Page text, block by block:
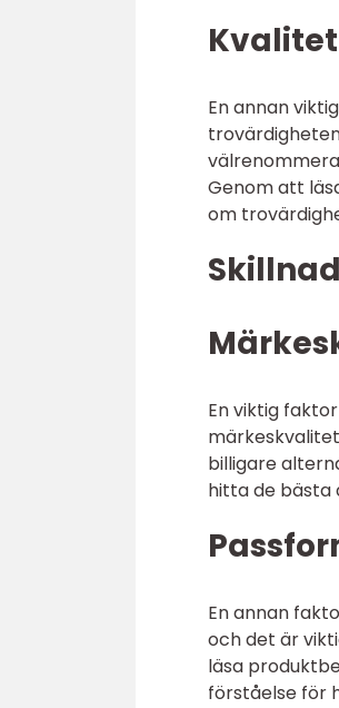
En annan
Genom att
om
En viktig
billigare
hitta de bästa
En annan
och det är
läsa
förståelse för